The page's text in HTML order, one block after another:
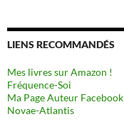
LIENS RECOMMANDÉS
Mes livres sur Amazon !
Fréquence-Soi
Ma Page Auteur Facebook
Novae-Atlantis